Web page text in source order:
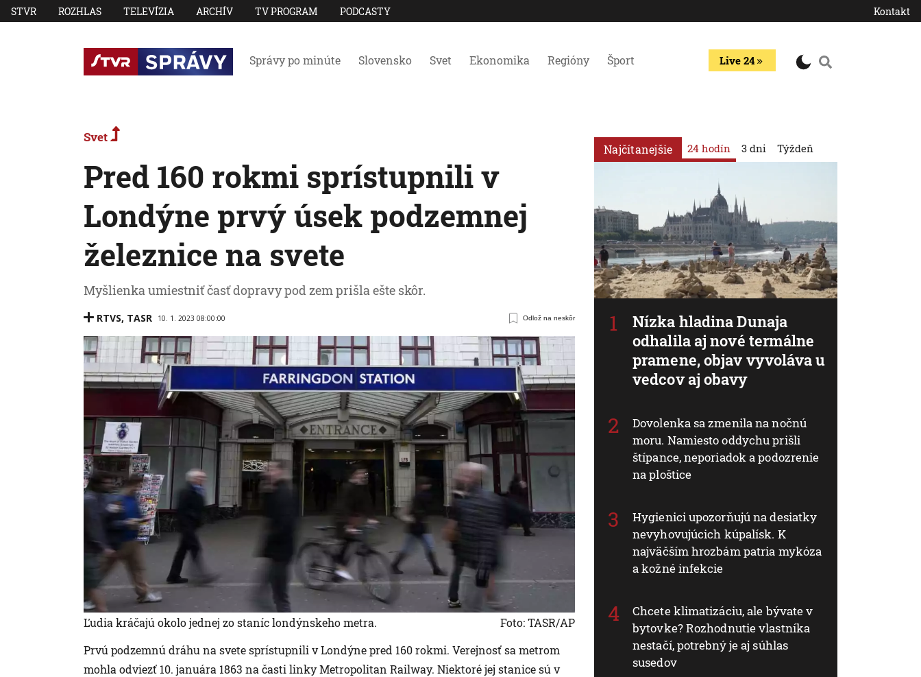
STVR ROZHLAS TELEVÍZIA ARCHÍV TV PROGRAM PODCASTY Kontakt
Správy po minúte Slovensko Svet Ekonomika Regióny Šport Live 24
Svet
Pred 160 rokmi sprístupnili v
Londýne prvý úsek podzemnej
železnice na svete
Myšlienka umiestniť časť dopravy pod zem prišla ešte skôr.
RTVS, TASR 10. 1. 2023 08:00:00 Odlož na neskôr
Ľudia kráčajú okolo jednej zo staníc londýnskeho metra.
Foto: TASR/AP
Prvú podzemnú dráhu na svete sprístupnili v Londýne pred 160 rokmi. Verejnosť sa metrom
mohla odviezť 10. januára 1863 na časti linky Metropolitan Railway. Niektoré jej stanice sú v
Najčítanejšie 24 hodín
Nízka hladina Dunaja
odhalila aj nové termálne
pramene, objav vyvoláva u
vedcov aj obavy
Dovolenka sa zmenila na nočnú
moru. Namiesto oddychu prišli
štípance, neporiadok a podozrenie
na ploštice
Hygienici upozorňujú na desiatky
nevyhovujúcich kúpalísk. K
najväčším hrozbám patria mykóza
a kožné infekcie
Chcete klimatizáciu, ale bývate v
bytovke? Rozhodnutie vlastníka
nestačí, potrebný je aj súhlas
susedov
3 dni Týždeň